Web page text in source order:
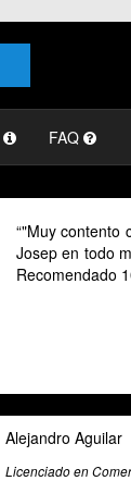
FAQ
"Muy contento
Josep en todo
Recomendado
Alejandro Aguilar
Licenciado en